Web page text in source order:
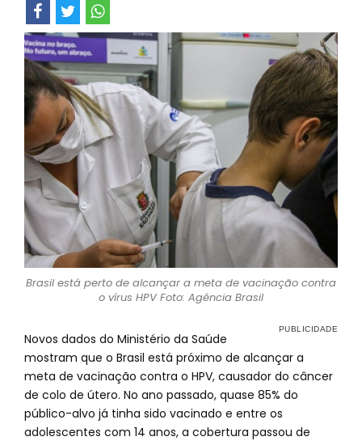
Brasil está perto de alcançar a meta de vacinação contra
o vírus HPV Foto: Agência Brasil
Novos dados do Ministério da Saúde
mostram que o Brasil está próximo de alcançar a
meta de vacinação contra o HPV, causador do câncer
de colo de útero. No ano passado, quase 85% do
público-alvo já tinha sido vacinado e entre os
adolescentes com 14 anos, a cobertura passou de